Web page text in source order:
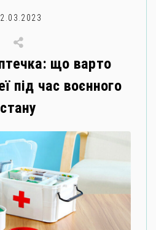
що варто
під час воєнного
стану